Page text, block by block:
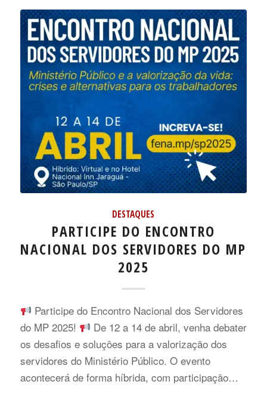
DESTAQUES
PARTICIPE DO ENCONTRO
NACIONAL DOS SERVIDORES DO MP
2025
Participe do Encontro Nacional dos Servidores
do MP 2025!
De 12 a 14 de abril, venha debater
os desafios e soluções para a valorização dos
servidores do Ministério Público. O evento
acontecerá de forma híbrida, com participação…